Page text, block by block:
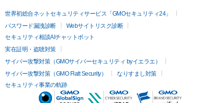
世界初総合ネットセキュリティサービス「GMOセキュリティ24」
パスワード漏洩診断
Webサイトリスク診断
セキュリティ相談AIチャットボット
実在証明・盗聴対策
サイバー攻撃対策（GMOサイバーセキュリティ byイエラエ）
サイバー攻撃対策（GMO Flatt Security）
なりすまし対策
セキュリティ事業の軌跡